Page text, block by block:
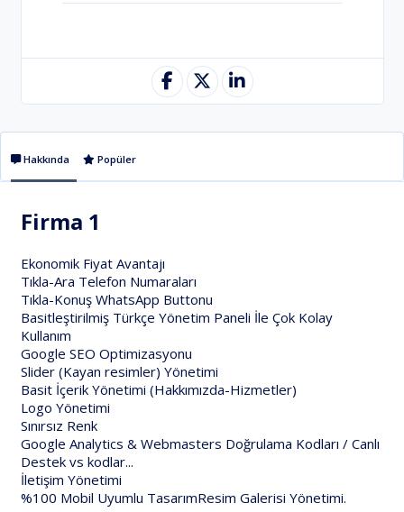
Hakkında Popüler
Firma 1
Ekonomik Fiyat Avantajı
Tıkla-Ara Telefon Numaraları
Tıkla-Konuş WhatsApp Buttonu
Basitleştirilmiş Türkçe Yönetim Paneli İle Çok Kolay
Kullanım
Google SEO Optimizasyonu
Slider (Kayan resimler) Yönetimi
Basit İçerik Yönetimi (Hakkımızda-Hizmetler)
Logo Yönetimi
Sınırsız Renk
Google Analytics & Webmasters Doğrulama Kodları / Canlı
Destek vs kodlar...
İletişim Yönetimi
%100 Mobil Uyumlu TasarımResim Galerisi Yönetimi.